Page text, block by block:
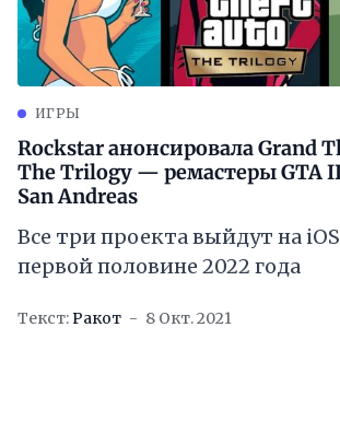
ИГРЫ
Rockstar анонсировала Grand
The Trilogy — ремастеры GTA
San Andreas
Все три проекта выйдут на
первой половине 2022 года
Текст:Ракот 8 Окт. 2021